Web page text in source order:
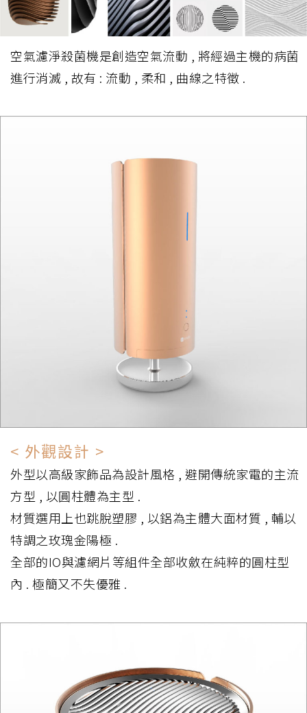
空氣濾淨殺菌機是創造空氣流動 , 將經過主機的病菌
進行消滅 , 故有 : 流動 , 柔和 , 曲線之特徵 .
< 外觀設計 >
外型以高級家飾品為設計風格 , 避開傳統家電的主流
方型 , 以圓柱體為主型 .
材質選用上也跳脫塑膠 , 以鋁為主體大面材質 , 輔以
特調之玫瑰金陽極 .
全部的IO與濾網片等組件全部收斂在純粹的圓柱型
內 . 極簡又不失優雅 .